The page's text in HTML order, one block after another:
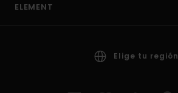
ELEMENT
Elige tu región